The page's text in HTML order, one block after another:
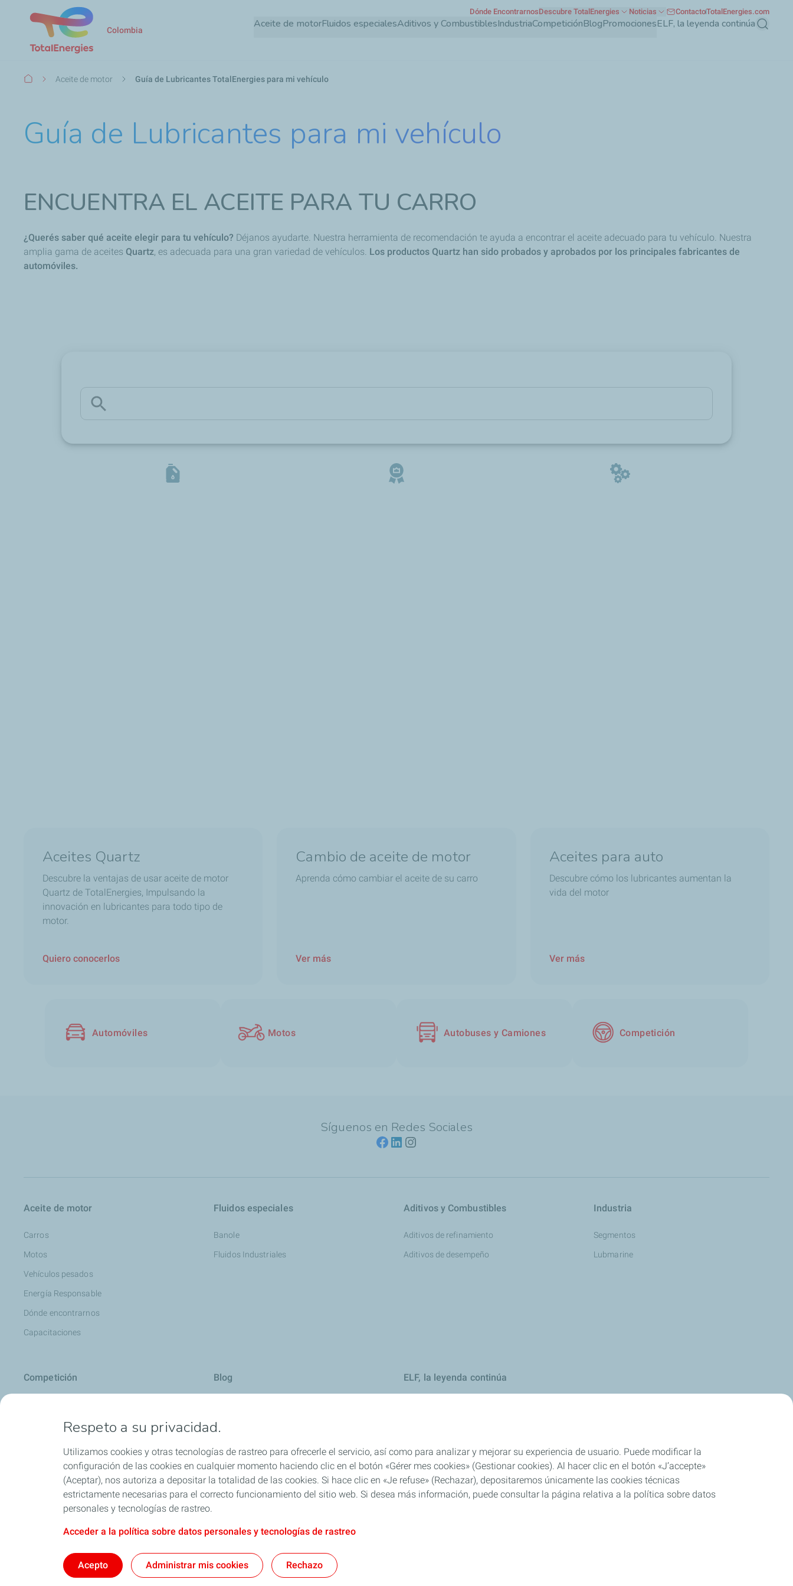
Pasar
Colombia Aceite de motorFluidos especialesAditivos y CombustiblesIndustriaCompeticiónBlogPromocionesELF, la leyenda continúa Buscar
Dónde EncontrarnosDescubre TotalEnergies Noticias ContactoTotalEnergies.com
Ruta
Aceite de motor Guía de Lubricantes TotalEnergies para mi vehículo
Guía de Lubricantes para mi vehículo
ENCUENTRA EL ACEITE PARA TU CARRO
¿Querés saber qué aceite elegir para tu vehículo? Déjanos ayudarte. Nuestra herramienta de recomendación te ayuda a encontrar el aceite adecuado para tu vehículo. Nuestra
amplia gama de aceites Quartz, es adecuada para una gran variedad de vehículos. Los productos Quartz han sido probados y aprobados por los principales fabricantes de
automóviles.
Aceites Quartz
Descubre la ventajas de usar aceite de motor
Quartz de TotalEnergies, Impulsando la
innovación en lubricantes para todo tipo de
motor.
Quiero conocerlos
Cambio de aceite de motor
Aprenda cómo cambiar el aceite de su carro
Ver más
Aceites para auto
Descubre cómo los lubricantes aumentan la
vida del motor
Ver más
Automóviles Motos Autobuses y Camiones Competición
Síguenos en Redes Sociales
Aceite de motor
Carros
Motos
Vehículos pesados
Energía Responsable
Dónde encontrarnos
Capacitaciones
Fluidos especiales
Banole
Fluidos Industriales
Aditivos y Combustibles
Aditivos de refinamiento
Aditivos de desempeño
Industria
Segmentos
Lubmarine
Competición
Motociclismo
Blog
Motos: consejos y recomendaciones
Consejos útiles
Motores Diesel: consejos y recomendaciones
ELF, la leyenda continúa
Política SAGRILAFTPolítica PTEE Cookies y privacidad
Respeto a su privacidad.
Utilizamos cookies y otras tecnologías de rastreo para ofrecerle el servicio, así como para analizar y mejorar su experiencia de usuario. Puede modificar la
configuración de las cookies en cualquier momento haciendo clic en el botón «Gérer mes cookies» (Gestionar cookies). Al hacer clic en el botón «J’accepte»
(Aceptar), nos autoriza a depositar la totalidad de las cookies. Si hace clic en «Je refuse» (Rechazar), depositaremos únicamente las cookies técnicas
estrictamente necesarias para el correcto funcionamiento del sitio web. Si desea más información, puede consultar la página relativa a la política sobre datos
personales y tecnologías de rastreo.
Acceder a la política sobre datos personales y tecnologías de rastreo
Acepto Administrar mis cookies Rechazo